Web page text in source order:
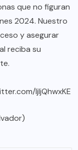
que no figuran
2024. Nuestro
y asegurar
reciba su
ljIjQhwxKE